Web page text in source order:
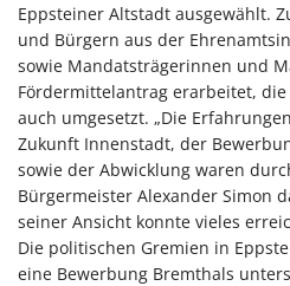
Eppsteiner Altstadt ausgewählt.
und Bürgern aus der
sowie Mandatsträgerinnen und
Fördermittelantrag erarbeitet,
auch umgesetzt. „Die
Zukunft Innenstadt, der
sowie der Abwicklung waren
Bürgermeister Alexander Simon
seiner Ansicht konnte vieles
Die politischen Gremien in
eine Bewerbung Bremthals